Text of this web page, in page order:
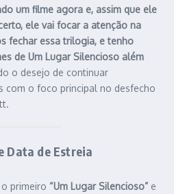
um filme agora e, assim que ele
ele vai focar a atenção na
fechar essa trilogia, e tenho
de Um Lugar Silencioso além
o desejo de continuar
com o foco principal no desfecho
Data de Estreia
primeiro “Um Lugar Silencioso” e